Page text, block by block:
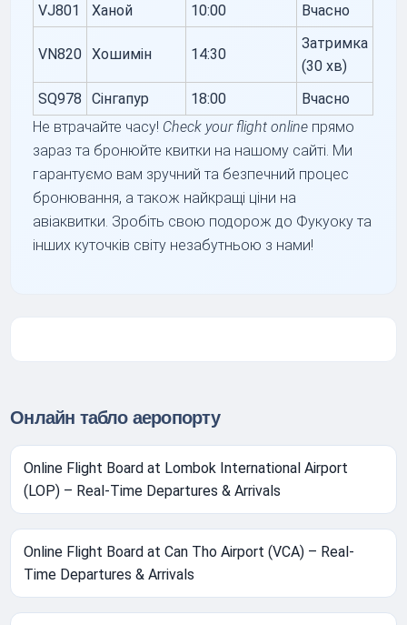
VJ801 Ханой 10:00 Вчасно
VN820 Хошимін 14:30
Затримка
(30 хв)
SQ978
Сінгапур 18:00
Вчасно
Не втрачайте часу! Check your flight online прямо
зараз та бронюйте квитки на нашому сайті. Ми
гарантуємо вам зручний та безпечний процес
бронювання, а також найкращі ціни на
авіаквитки. Зробіть свою подорож до Фукуоку та
інших куточків світу незабутньою з нами!
Онлайн табло аеропорту
Online Flight Board at Lombok International Airport
(LOP) – Real-Time Departures & Arrivals
Online Flight Board at Can Tho Airport (VCA) – Real-
Time Departures & Arrivals